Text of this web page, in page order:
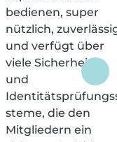
bedienen, super
nützlich,
und verfügt über
viele Sicherheits-
und
steme, die den
Mitgliedern ein